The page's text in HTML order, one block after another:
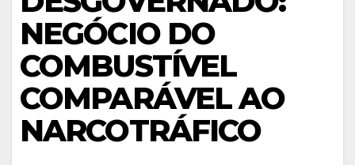
NEGÓCIO DO
COMBUSTÍVEL
COMPARÁVEL AO
NARCOTRÁFICO